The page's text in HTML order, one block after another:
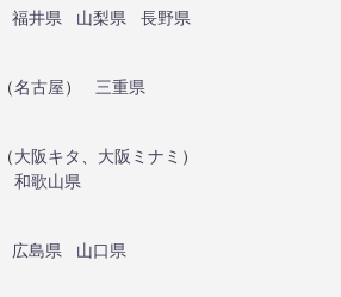
福井県 山梨県
長野県
（名古屋）
三重県
（大阪キタ 大阪ミナミ ）
和歌山県
広島県
山口県